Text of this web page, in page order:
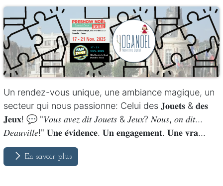
Un rendez-vous unique, une ambiance magique, un
secteur qui nous passionne: Celui des 𝐉𝐨𝐮𝐞𝐭𝐬 & 𝐝𝐞𝐬
𝐉𝐞𝐮𝐱! 💬 "𝑉𝑜𝑢𝑠 𝑎𝑣𝑒𝑧 𝑑𝑖𝑡 𝐽𝑜𝑢𝑒𝑡𝑠 & 𝐽𝑒𝑢𝑥? 𝑁𝑜𝑢𝑠, 𝑜𝑛 𝑑𝑖𝑡…
𝐷𝑒𝑎𝑢𝑣𝑖𝑙𝑙𝑒!" 𝐔𝐧𝐞 𝐞́𝐯𝐢𝐝𝐞𝐧𝐜𝐞. 𝐔𝐧 𝐞𝐧𝐠𝐚𝐠𝐞𝐦𝐞𝐧𝐭. 𝐔𝐧𝐞 𝐯𝐫𝐚...
En savoir plus